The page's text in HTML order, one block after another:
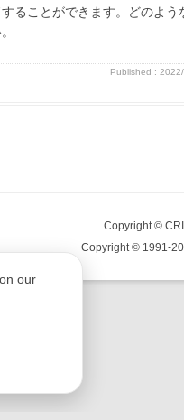
ることができます。どのよう
Published :
Copyright ©
Copyright © 1991-
our